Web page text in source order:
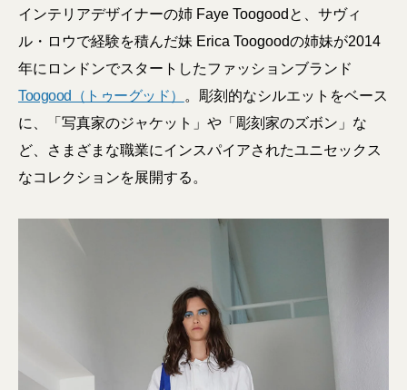
インテリアデザイナーの姉 Faye Toogoodと、サヴィ
ル・ロウで経験を積んだ妹 Erica Toogoodの姉妹が2014
年にロンドンでスタートしたファッションブランド
Toogood（トゥーグッド）
。彫刻的なシルエットをベース
に、「写真家のジャケット」や「彫刻家のズボン」な
ど、さまざまな職業にインスパイアされたユニセックス
なコレクションを展開する。